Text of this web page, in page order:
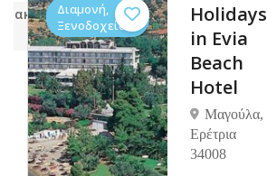
ακόμα
Διαμονή,
Ξενοδοχεία
Holidays
in Evia
Beach
Hotel
Μαγούλα,
Ερέτρια
34008